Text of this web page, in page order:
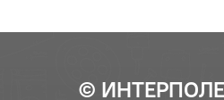
© ИНТЕРПОЛЕ